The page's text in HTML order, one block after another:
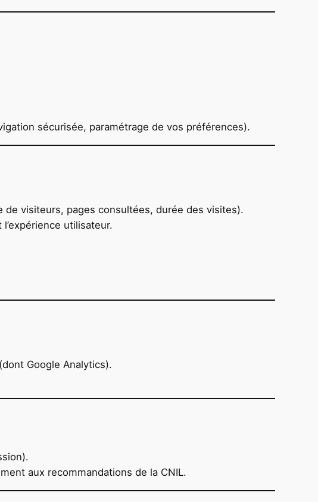
sécurisée, paramétrage de vos préférences).
visiteurs, pages consultées, durée des visites).
utilisateur.
Google Analytics).
aux recommandations de la CNIL.